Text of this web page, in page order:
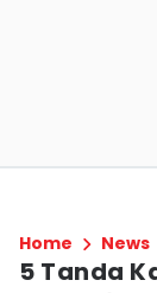
Home News
5 Tanda